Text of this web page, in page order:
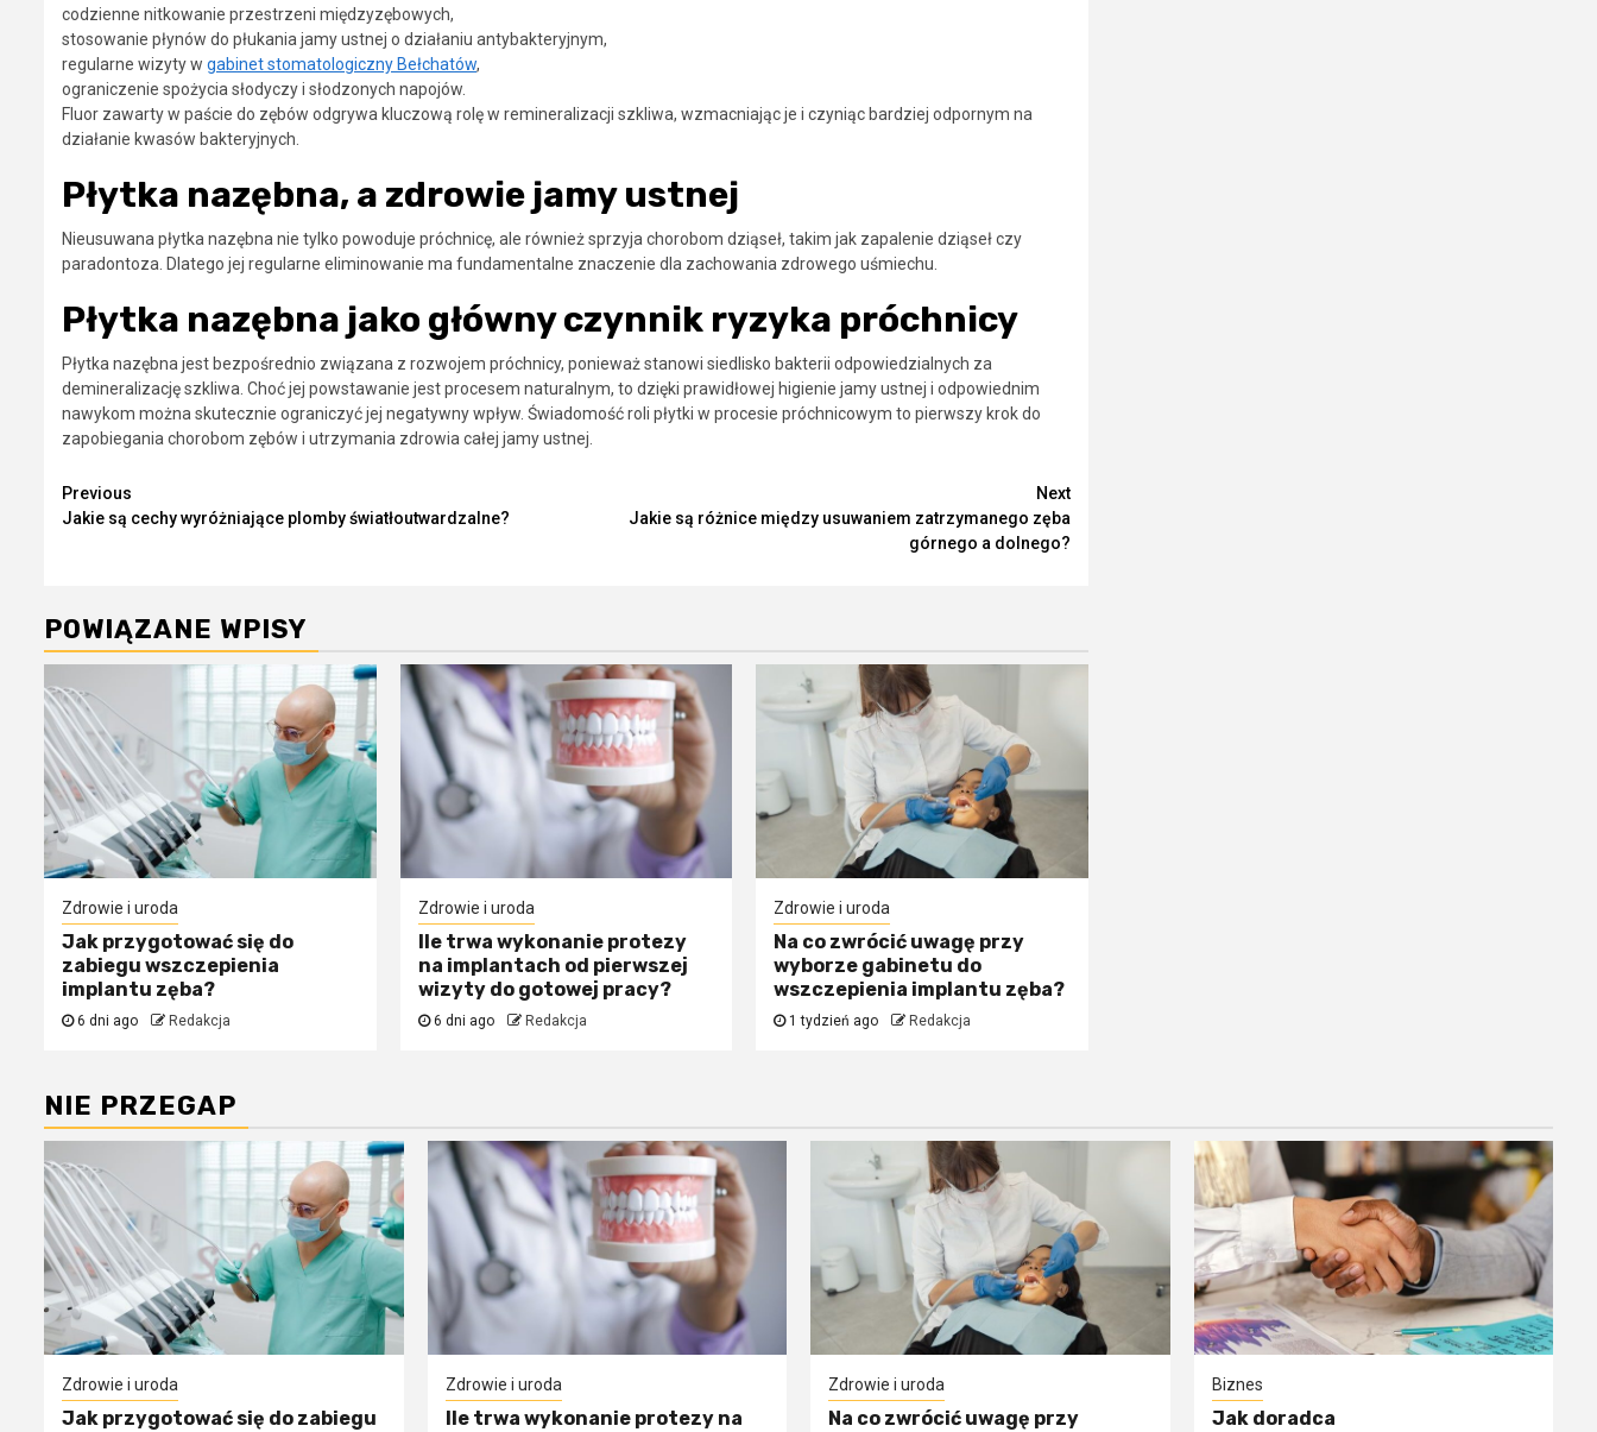
codzienne nitkowanie przestrzeni międzyzębowych,
stosowanie płynów do płukania jamy ustnej o działaniu antybakteryjnym,
regularne wizyty w gabinet stomatologiczny Bełchatów,
ograniczenie spożycia słodyczy i słodzonych napojów.
Fluor zawarty w paście do zębów odgrywa kluczową rolę w remineralizacji szkliwa, wzmacniając je i czyniąc bardziej odpornym na
działanie kwasów bakteryjnych.
Płytka nazębna, a zdrowie jamy ustnej
Nieusuwana płytka nazębna nie tylko powoduje próchnicę, ale również sprzyja chorobom dziąseł, takim jak zapalenie dziąseł czy
paradontoza. Dlatego jej regularne eliminowanie ma fundamentalne znaczenie dla zachowania zdrowego uśmiechu.
Płytka nazębna jako główny czynnik ryzyka próchnicy
Płytka nazębna jest bezpośrednio związana z rozwojem próchnicy, ponieważ stanowi siedlisko bakterii odpowiedzialnych za
demineralizację szkliwa. Choć jej powstawanie jest procesem naturalnym, to dzięki prawidłowej higienie jamy ustnej i odpowiednim
nawykom można skutecznie ograniczyć jej negatywny wpływ. Świadomość roli płytki w procesie próchnicowym to pierwszy krok do
zapobiegania chorobom zębów i utrzymania zdrowia całej jamy ustnej.
Continue
Reading
Previous
Jakie są cechy wyróżniające plomby światłoutwardzalne?
Next
Jakie są różnice między usuwaniem zatrzymanego zęba
górnego a dolnego?
POWIĄZANE WPISY
Zdrowie i uroda
Jak przygotować się do
zabiegu wszczepienia
implantu zęba?
6 dni ago Redakcja
Zdrowie i uroda
Ile trwa wykonanie protezy
na implantach od pierwszej
wizyty do gotowej pracy?
6 dni ago Redakcja
Zdrowie i uroda
Na co zwrócić uwagę przy
wyborze gabinetu do
wszczepienia implantu zęba?
1 tydzień ago Redakcja
NIE PRZEGAP
Zdrowie i uroda
Jak przygotować się do zabiegu
Zdrowie i uroda
Ile trwa wykonanie protezy na
Zdrowie i uroda
Na co zwrócić uwagę przy
Biznes
Jak doradca